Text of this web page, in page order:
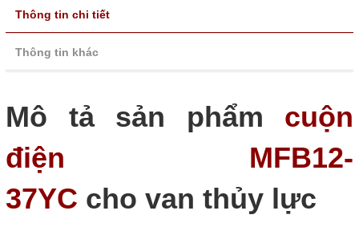
Thông tin chi tiết
Thông tin khác
Mô tả sản phẩm cuộn
điện MFB12-
37YC cho van thủy lực